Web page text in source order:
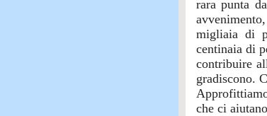
rara punta
migliaia di
centinaia di
contribuire
gradiscono.
che ci